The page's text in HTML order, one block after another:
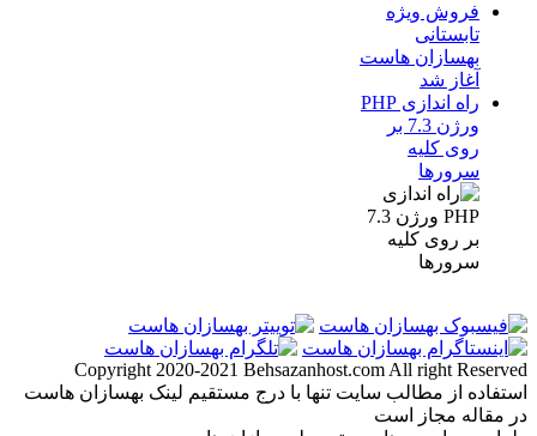
فروش ویژه
تابستانی
بهسازان هاست
آغاز شد
راه اندازی PHP
ورژن 7.3 بر
روی کلیه
سرورها
Copyright 2020-2021 Behsazanhost.com All right Reserved
استفاده از مطالب سایت تنها با درج مستقیم لینک بهسازان هاست
در مقاله مجاز است